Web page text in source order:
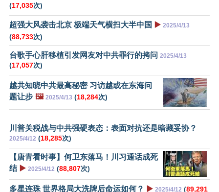
(17,035次)
超强大风袭击北京 极端天气横扫大半中国 ▶️ 2025/4/13
(88,733次)
台歌手心肝移植引发网友对中共罪行的拷问 2025/4/13
(17,057次)
越共知晓中共最高秘密 习访越或在东海问
题让步 🖼️ 2025/4/13 (18,284次)
川普关税战与中共强硬表态：表面对抗还是暗藏妥协？
2025/4/12 (18,285次)
【唐青看时事】何卫东落马！川习通话成死
结 ▶️ 2025/4/12 (88,807次)
多星连珠 世界格局大洗牌后命运如何？ ▶️ 2025/4/12 (89,291